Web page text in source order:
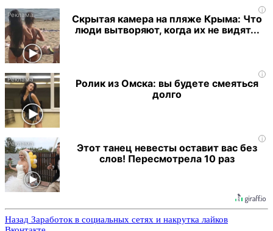
i
Скрытая камера на пляже Крыма: Что
люди вытворяют, когда их не видят...
i
Ролик из Омска: вы будете смеяться
долго
i
Этот танец невесты оставит вас без
слов! Пересмотрела 10 раз
Назад Заработок в социальных сетях и накрутка лайков